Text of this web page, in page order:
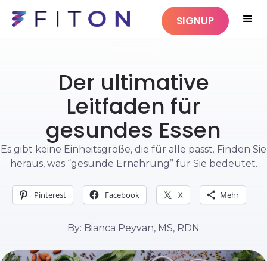
SIGNUP
Der ultimative
Leitfaden für
gesundes Essen
Es gibt keine Einheitsgröße, die für alle passt. Finden Sie
heraus, was “gesunde Ernährung” für Sie bedeutet.
Pinterest Facebook X Mehr
By: Bianca Peyvan, MS, RDN